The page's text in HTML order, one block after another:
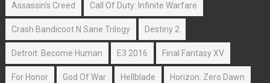
Assassin's Creed Call Of Duty: Infinite Warfare
Crash Bandicoot N Sane Trilogy Destiny 2
Detroit: Become Human E3 2016 Final Fantasy XV
For Honor God Of War Hellblade Horizon: Zero Dawn